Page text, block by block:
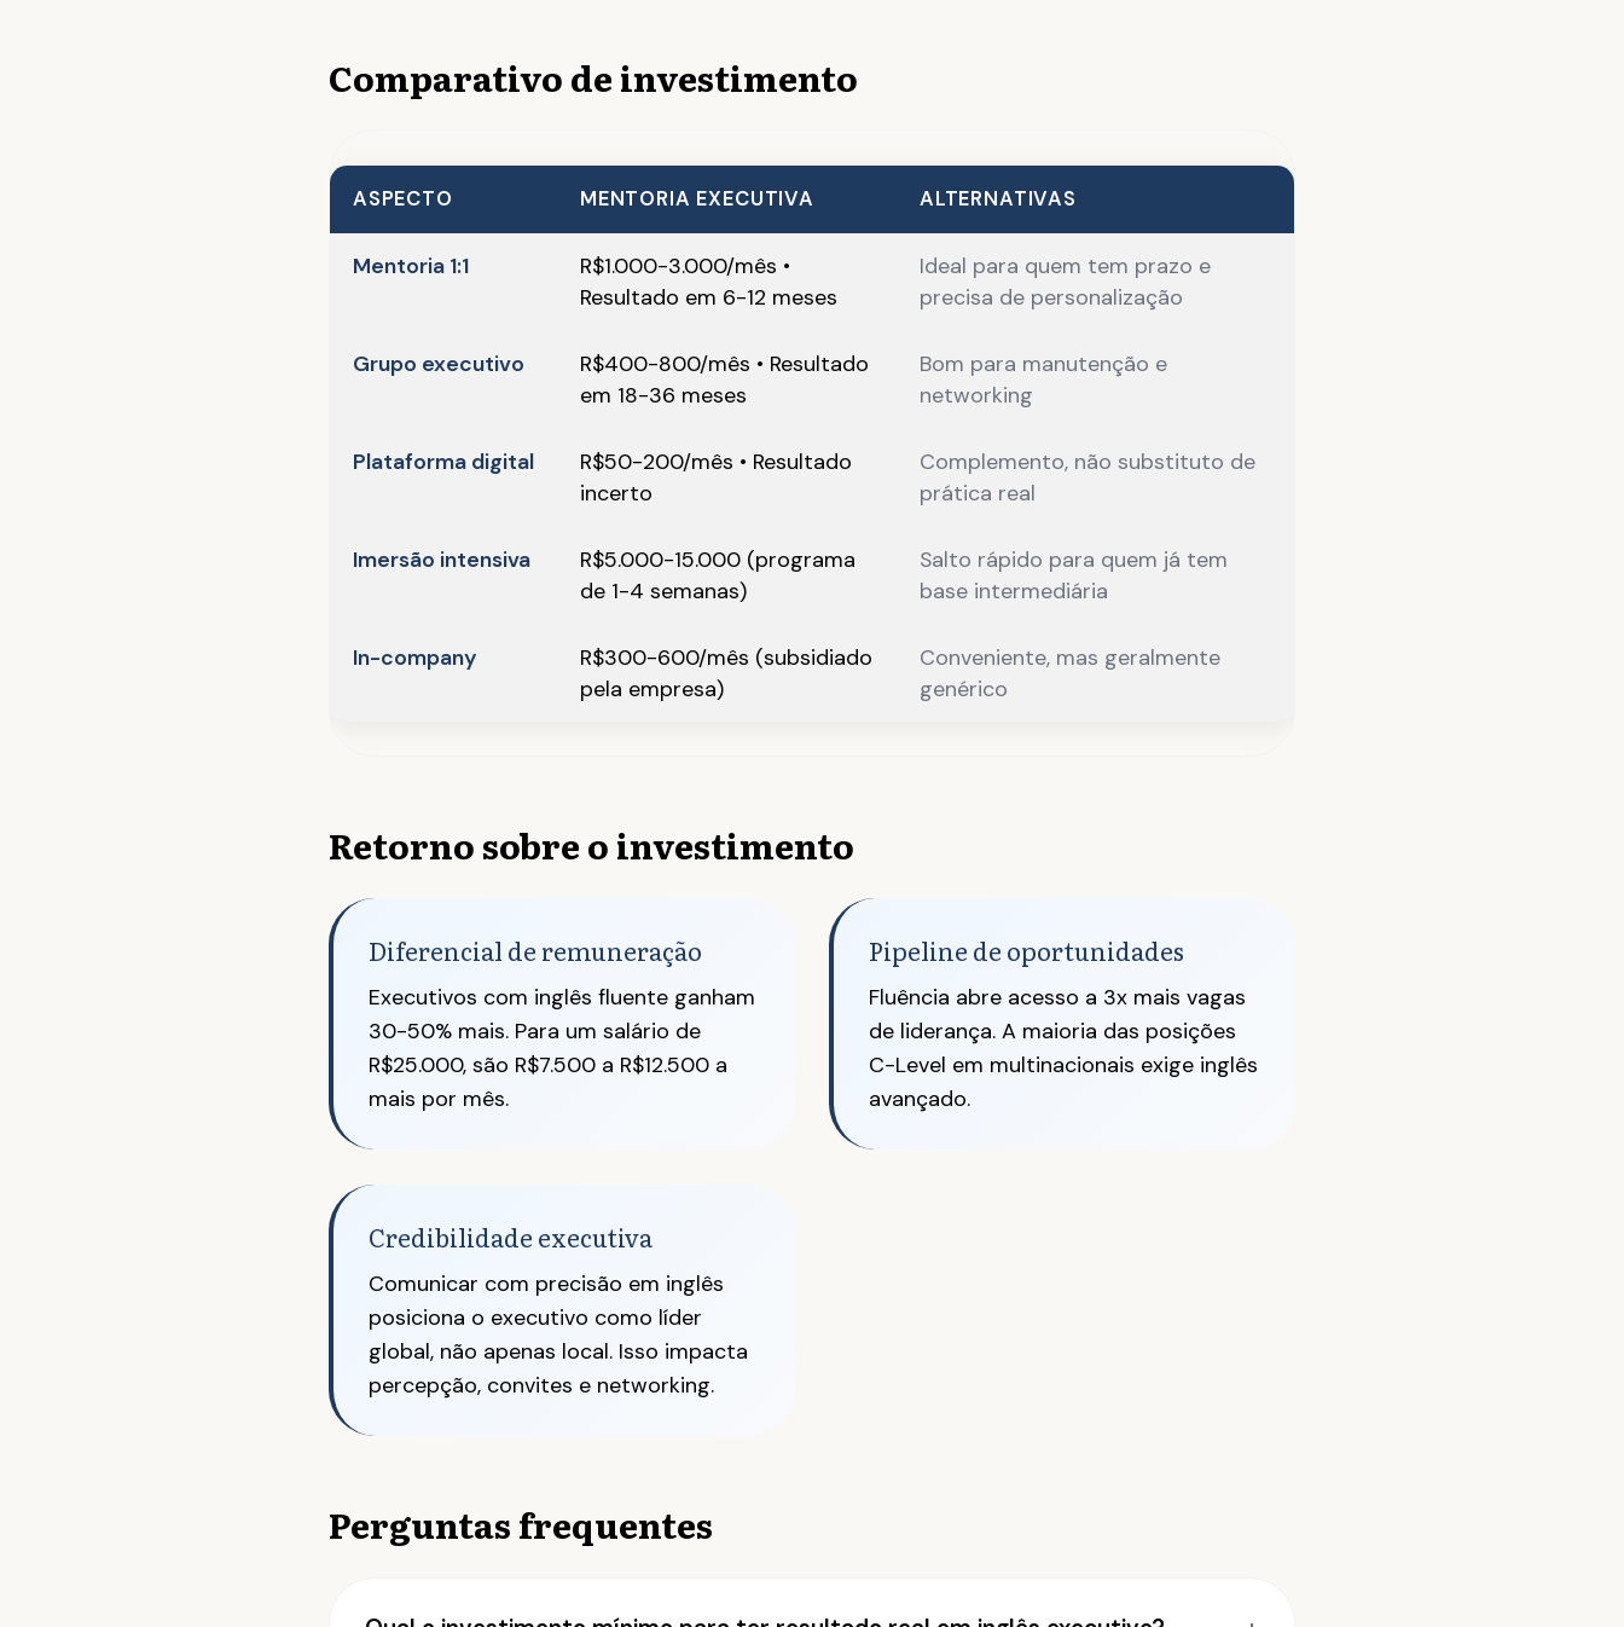
Comparativo de investimento
ASPECTO MENTORIA EXECUTIVA ALTERNATIVAS
Mentoria 1:1
R$1.000-3.000/mês •
Resultado em 6-12 meses
Ideal para quem tem prazo e
precisa de personalização
Grupo executivo
R$400-800/mês • Resultado
em 18-36 meses
Bom para manutenção e
networking
Plataforma digital
R$50-200/mês • Resultado
incerto
Complemento, não substituto de
prática real
Imersão intensiva
R$5.000-15.000 (programa
de 1-4 semanas)
Salto rápido para quem já tem
base intermediária
In-company
R$300-600/mês (subsidiado
pela empresa)
Conveniente, mas geralmente
genérico
Retorno sobre o investimento
Diferencial de remuneração
Executivos com inglês fluente ganham
30-50% mais. Para um salário de
R$25.000, são R$7.500 a R$12.500 a
mais por mês.
Pipeline de oportunidades
Fluência abre acesso a 3x mais vagas
de liderança. A maioria das posições
C-Level em multinacionais exige inglês
avançado.
Credibilidade executiva
Comunicar com precisão em inglês
posiciona o executivo como líder
global, não apenas local. Isso impacta
percepção, convites e networking.
Perguntas frequentes